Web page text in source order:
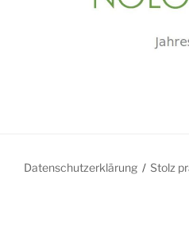
Datenschutzerklärung Stolz